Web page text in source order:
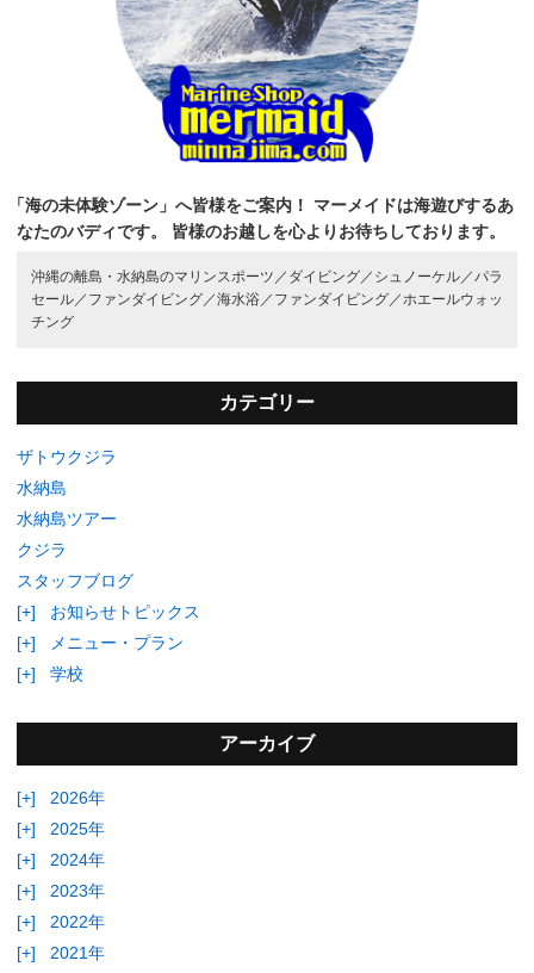
「海の未体験ゾーン」へ皆様をご案内！
マーメイドは海遊びするあ
なたのバディです。
皆様のお越しを心よりお待ちしております。
沖縄の離島・水納島のマリンスポーツ／ ダイビング／ シュノーケル／パラ
セール／ ファンダイビング／海水浴／ ファンダイビング／ホエールウォッ
チング
カテゴリー
ザトウクジラ
水納島
水納島ツアー
クジラ
スタッフブログ
[+]
お知らせトピックス
[+]
メニュー・プラン
[+]
学校
アーカイブ
[+]
2026年
[+]
2025年
[+]
2024年
[+]
2023年
[+]
2022年
[+]
2021年